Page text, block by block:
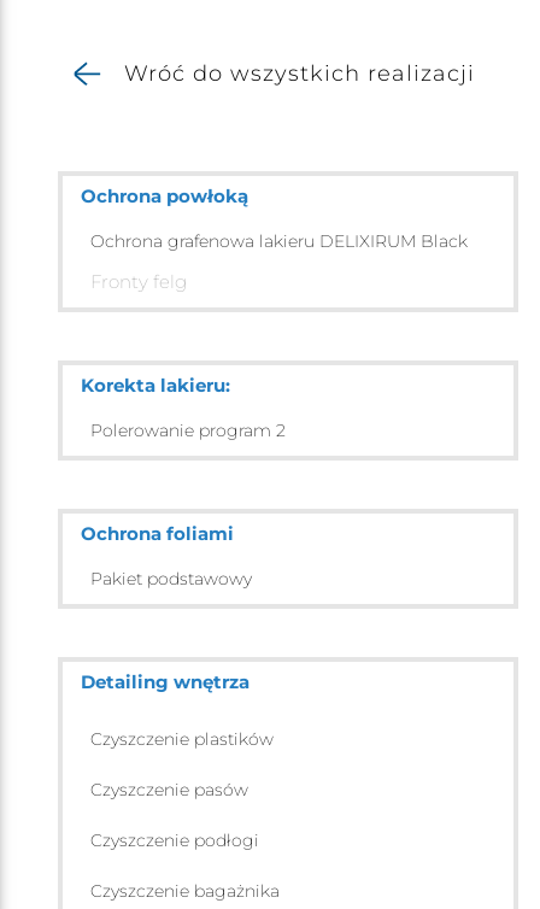
Wróć do wszystkich realizacji
Ochrona powłoką
Ochrona grafenowa lakieru DELIXIRUM Black
Fronty felg
Korekta lakieru:
Polerowanie program 2
Ochrona foliami
Pakiet podstawowy
Detailing wnętrza
Czyszczenie plastików
Czyszczenie pasów
Czyszczenie podłogi
Czyszczenie bagażnika